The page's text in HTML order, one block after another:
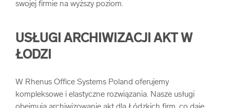
swojej firmie na wyższy poziom.
USŁUGI ARCHIWIZACJI AKT W
ŁODZI
W Rhenus Office Systems Poland oferujemy
kompleksowe i elastyczne rozwiązania. Nasze usługi